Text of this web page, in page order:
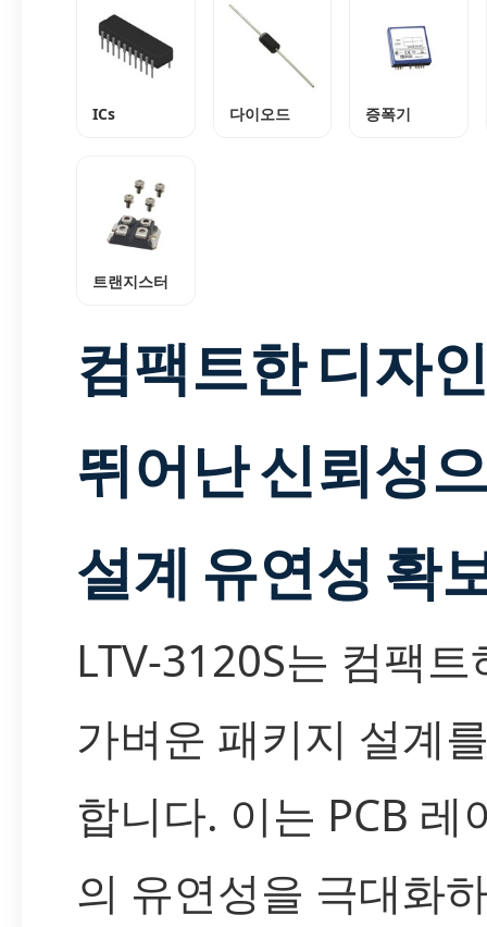
ICs 다이오드 증폭기
트랜지스터
컴팩트한 디자
뛰어난 신뢰성
설계 유연성 확
LTV-3120S는 컴팩트
가벼운 패키지 설계
합니다. 이는 PCB 레
의 유연성을 극대화